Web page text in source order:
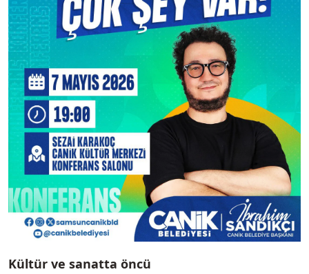
Kültür ve sanatta öncü